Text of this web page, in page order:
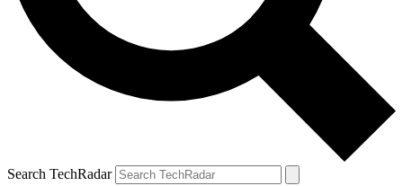
Search TechRadar